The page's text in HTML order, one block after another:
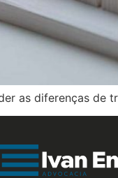
as diferenças de